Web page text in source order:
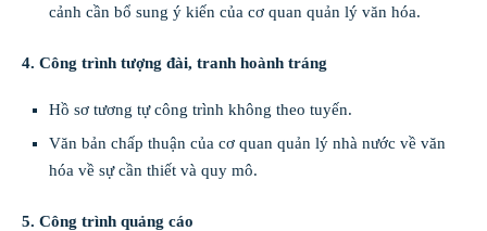
cảnh cần bổ sung ý kiến của cơ quan quản lý văn hóa.
4. Công trình tượng đài, tranh hoành tráng
Hồ sơ tương tự công trình không theo tuyến.
Văn bản chấp thuận của cơ quan quản lý nhà nước về văn
hóa về sự cần thiết và quy mô.
5. Công trình quảng cáo